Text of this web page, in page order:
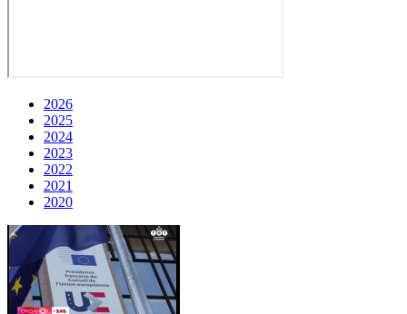
2026
2025
2024
2023
2022
2021
2020